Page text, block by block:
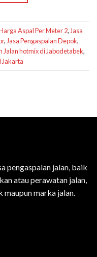
Aspal Per Meter 2, Jasa
, Jasa Pengaspalan Depok,
Jalan hotmix di Jabodetabek,
Jakarta
pengaspalan jalan, baik
atau perawatan jalan,
maupun marka jalan.